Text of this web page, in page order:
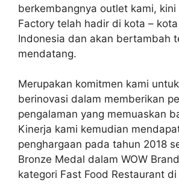
berkembangnya outlet kami, kini
Factory telah hadir di kota –
Indonesia dan akan bertambah
mendatang.
Merupakan komitmen kami
berinovasi dalam memberikan
pengalaman yang memuaskan
Kinerja kami kemudian
penghargaan pada tahun 2018
Bronze Medal dalam WOW
kategori Fast Food Restaurant